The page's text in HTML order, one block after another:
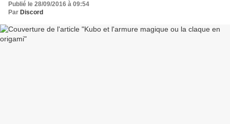
Publié le 28/09/2016 à 09:54
Par Discord